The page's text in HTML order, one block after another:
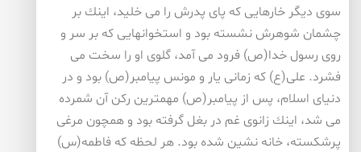
سوی دیگر خارهایی كه پای پدرش را می خلید، اینك بر
چشمان شوهرش نشسته بود و استخوانهایی كه بر سر و
روی رسول خدا(ص) فرود می آمد، گلوی او را سخت می
فشرد. علی(ع) كه زمانی یار و مونس پیامبر(ص) بود و در
دنیای اسلام، پس از پیامبر(ص) مهمترین ركن آن شمرده
می شد، اینك زانوی غم در بغل گرفته بود و همچون مرغی
پرشكسته، خانه نشین شده بود. هر لحظه كه فاطمه(س)